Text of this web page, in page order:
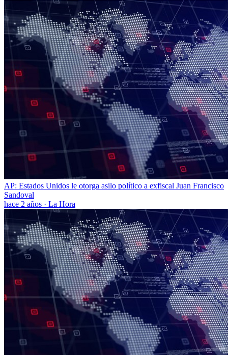
AP: Estados Unidos le otorga asilo político a exfiscal Juan Francisco
Sandoval
hace 2 años · La Hora